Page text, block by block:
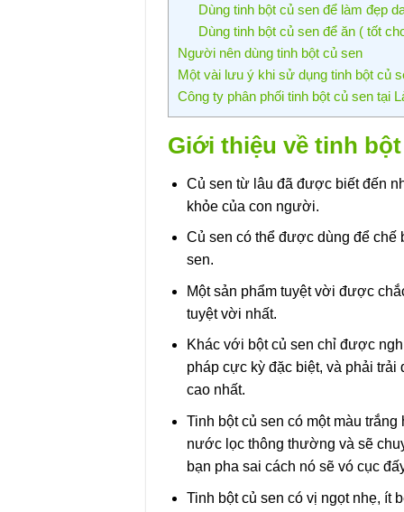
Dùng tinh bột củ sen để làm đẹp
Dùng tinh bột củ sen để ăn ( tốt
Người nên dùng tinh bột củ sen
Một vài lưu ý khi sử dụng tinh bột củ
Công ty phân phối tinh bột củ sen tại
Giới thiệu về tinh
Củ sen từ lâu đã được biết đến
khỏe của con người.
Củ sen có thể được dùng để chế
sen.
Một sản phẩm tuyệt vời được
tuyệt vời nhất.
Khác với bột củ sen chỉ được
pháp cực kỳ đặc biệt, và phải
cao nhất.
Tinh bột củ sen có một màu
nước lọc thông thường và sẽ
bạn pha sai cách nó sẽ vó cục
Tinh bột củ sen có vị ngọt nhẹ, ít